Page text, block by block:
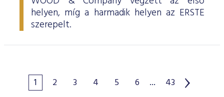
helyen, míg a harmadik helyen az ERSTE
szerepelt.
1 2 3 4 5 6 ... 43